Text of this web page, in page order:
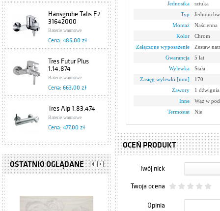
Hansgrohe Talis E2
31642000
Baterie wannowe
Cena: 486,00 zł
Tres Futur Plus
1.14.874
Baterie wannowe
Cena: 663,00 zł
Tres Alp 1.83.474
Baterie wannowe
Cena: 477,00 zł
Hansgrohe Metris S
31460000
Baterie wannowe
Hansgrohe
OSTATNIO OGLĄDANE
Jednostka
sztuka
Typ
Montaż
Naścienna
Kolor
Chrom
Załączone wyposażenie
Zestaw
Gwarancja
5 lat
Wylewka
Stała
Zasięg wylewki [mm]
170
Zawory
1 dźwignia
Inne
Wąż w
Termostat
Nie
OCEŃ PRODUKT
Twój nick
Twoja ocena
Opinia